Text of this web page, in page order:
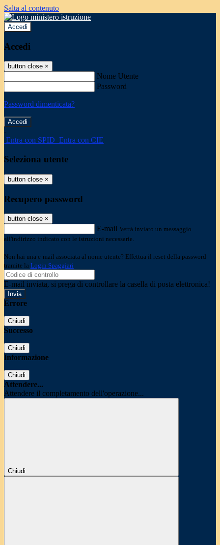
Salta al contenuto
Accedi
Accedi
button close ×
Nome Utente
Password
Password dimenticata?
-
Entra con SPID Entra con CIE
Seleziona utente
button close ×
Recupero password
button close ×
E-mail Verrà inviato un messaggio
all'indirizzo indicato con le istruzioni necessarie.
Non hai una e-mail associata al nome utente? Effettua il reset della password
tramite la Login Spaggiari
E-mail inviata, si prega di controllare la casella di posta elettronica!
Errore
Chiudi
Successo
Chiudi
Informazione
Chiudi
Attendere...
Attendere il completamento dell'operazione...
Chiudi